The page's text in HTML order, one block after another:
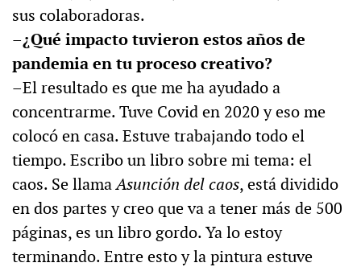
sus colaboradoras.
–¿Qué impacto tuvieron estos años de
pandemia en tu proceso creativo?
–El resultado es que me ha ayudado a
concentrarme. Tuve Covid en 2020 y eso me
colocó en casa. Estuve trabajando todo el
tiempo. Escribo un libro sobre mi tema: el
caos. Se llamaAsunción del caos, está dividido
en dos partes y creo que va a tener más de 500
páginas, es un libro gordo. Ya lo estoy
terminando. Entre esto y la pintura estuve